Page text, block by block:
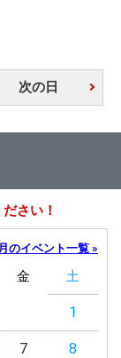
次の日
さい！
のイベント一覧 »
金 土
1
7 8